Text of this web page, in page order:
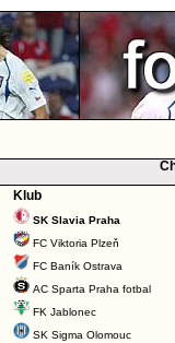
Klub
SK Slavia Praha
FC Viktoria Plzeň
FC Baník Ostrava
AC Sparta Praha fotbal
FK Jablonec
SK Sigma Olomouc